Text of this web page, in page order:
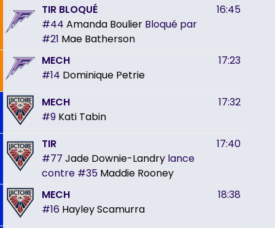
TIR BLOQUÉ
#44 Amanda Boulier Bloqué par
#21 Mae Batherson
16:45
MECH
#14 Dominique Petrie
17:23
MECH
#9 Kati Tabin
17:32
TIR
#77 Jade Downie-Landry lance
contre #35 Maddie Rooney
17:40
MECH
#16 Hayley Scamurra
18:38